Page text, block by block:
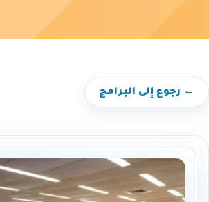
← رجوع إلى البرامج